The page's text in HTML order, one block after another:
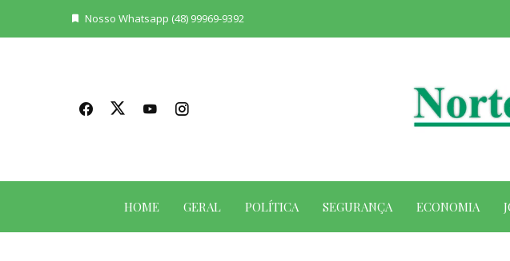
Nosso Whatsapp (48) 99969-9392
HOME GERAL POLÍTICA SEGURANÇA ECONOMIA